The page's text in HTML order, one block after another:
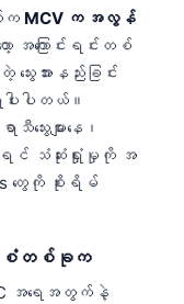
က MCV က အလွန်
အကြောင်းရင်းတစ်
ေးအားနည်းခြင်း
ပါးပါတယ်။
ေးများနေ၊
င် သံဆုံးရှုံးမှုကို အ
တွေကို စိုးရိမ်
ပုံစံတစ်ခုက
အရေအတွက်နဲ့